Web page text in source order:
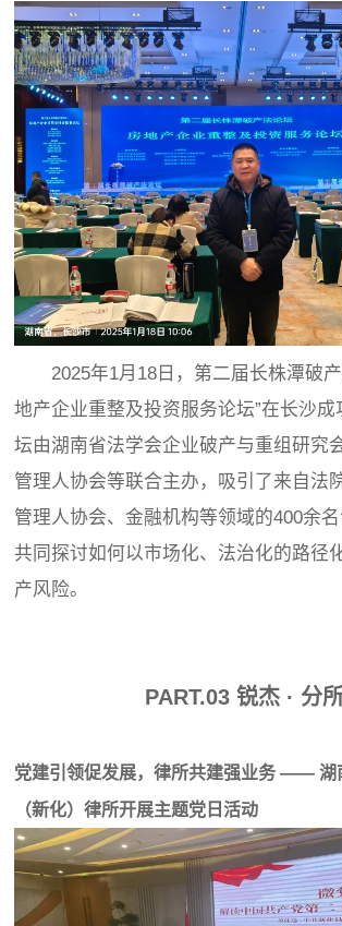
2025年1月18日，第二届长株潭破
地产企业重整及投资服务论坛”在长沙
坛由湖南省法学会企业破产与重组研究
管理人协会等联合主办，吸引了来自法
管理人协会、金融机构等领域的400余名
共同探讨如何以市场化、法治化的路径
产风险。
PART.03 锐杰 · 分
党建引领促发展，律所共建强业务 —— 湖
（新化）律所开展主题党日活动